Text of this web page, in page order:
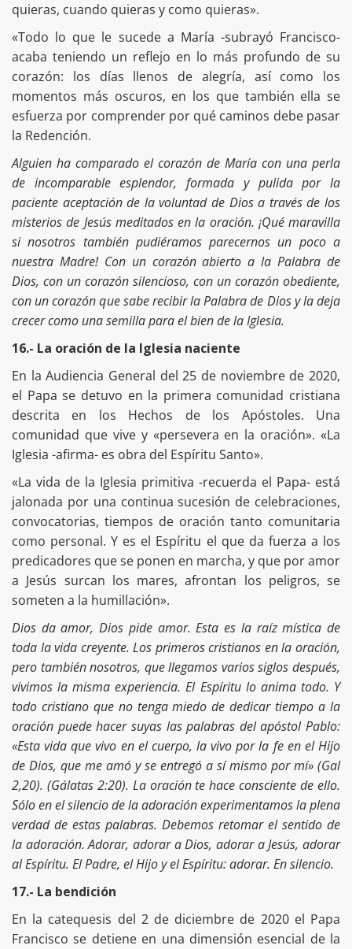
quieras, cuando quieras y como quieras».
«Todo lo que le sucede a María -subrayó Francisco-
acaba teniendo un reflejo en lo más profundo de su
corazón: los días llenos de alegría, así como los
momentos más oscuros, en los que también ella se
esfuerza por comprender por qué caminos debe pasar
la Redención.
Alguien ha comparado el corazón de María con una perla
de incomparable esplendor, formada y pulida por la
paciente aceptación de la voluntad de Dios a través de los
misterios de Jesús meditados en la oración. ¡Qué maravilla
si nosotros también pudiéramos parecernos un poco a
nuestra Madre! Con un corazón abierto a la Palabra de
Dios, con un corazón silencioso, con un corazón obediente,
con un corazón que sabe recibir la Palabra de Dios y la deja
crecer como una semilla para el bien de la Iglesia.
16.- La oración de la Iglesia naciente
En la Audiencia General del 25 de noviembre de 2020,
el Papa se detuvo en la primera comunidad cristiana
descrita en los Hechos de los Apóstoles. Una
comunidad que vive y «persevera en la oración». «La
Iglesia -afirma- es obra del Espíritu Santo».
«La vida de la Iglesia primitiva -recuerda el Papa- está
jalonada por una continua sucesión de celebraciones,
convocatorias, tiempos de oración tanto comunitaria
como personal. Y es el Espíritu el que da fuerza a los
predicadores que se ponen en marcha, y que por amor
a Jesús surcan los mares, afrontan los peligros, se
someten a la humillación».
Dios da amor, Dios pide amor. Esta es la raíz mística de
toda la vida creyente. Los primeros cristianos en la oración,
pero también nosotros, que llegamos varios siglos después,
vivimos la misma experiencia. El Espíritu lo anima todo. Y
todo cristiano que no tenga miedo de dedicar tiempo a la
oración puede hacer suyas las palabras del apóstol Pablo:
«Esta vida que vivo en el cuerpo, la vivo por la fe en el Hijo
de Dios, que me amó y se entregó a sí mismo por mí» (Gal
2,20). (Gálatas 2:20). La oración te hace consciente de ello.
Sólo en el silencio de la adoración experimentamos la plena
verdad de estas palabras. Debemos retomar el sentido de
la adoración. Adorar, adorar a Dios, adorar a Jesús, adorar
al Espíritu. El Padre, el Hijo y el Espíritu: adorar. En silencio.
17.- La bendición
En la catequesis del 2 de diciembre de 2020 el Papa
Francisco se detiene en una dimensión esencial de la